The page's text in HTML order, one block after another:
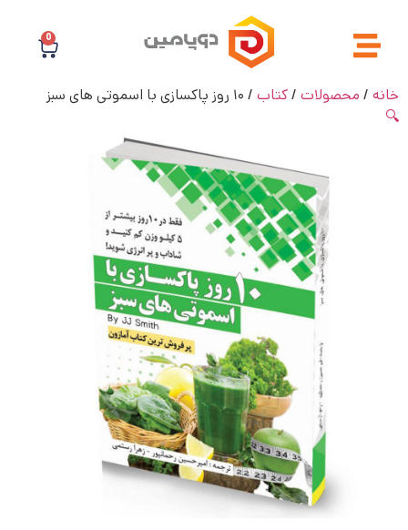
0
خانه / محصولات /کتاب / ۱۰ روز پاکسازی با اسموتی های سبز
🔍